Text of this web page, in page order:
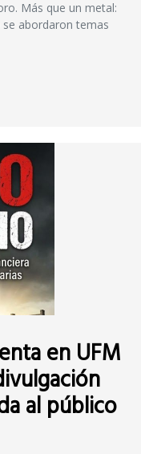
Más que un metal:
abordaron temas
en UFM
al público